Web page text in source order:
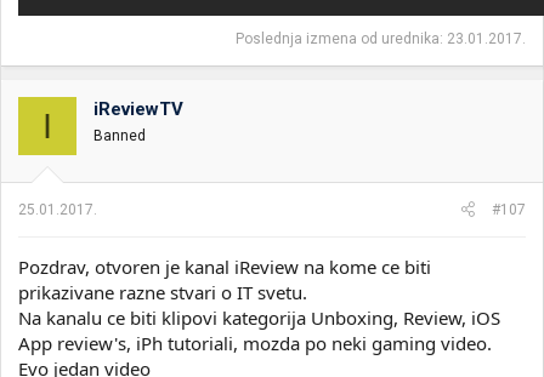
Poslednja izmena od urednika: 23.01.2017.
I iReviewTV
Banned
25.01.2017. #107
Pozdrav, otvoren je kanal iReview na kome ce biti
prikazivane razne stvari o IT svetu.
Na kanalu ce biti klipovi kategorija Unboxing, Review, iOS
App review's, iPh tutoriali, mozda po neki gaming video.
Evo jedan video